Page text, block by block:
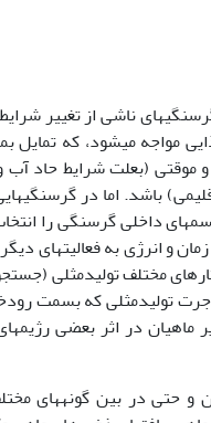
مواجه می­شود، که
(بعلت شرایط حاد
داخلی گرسنگی را
و انرژی به فعالیتهای
مختلف تولیدمثلی
با توجه به مهاجرت تولیدمثلی
ماهیان در اثر بعضی
و حتی در بین گونه­های